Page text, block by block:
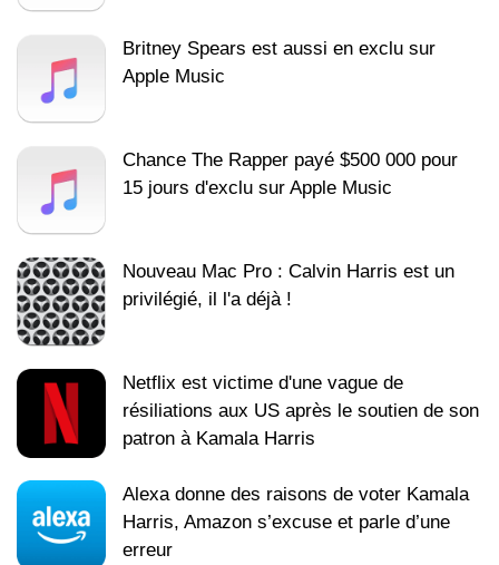
Britney Spears est aussi en exclu sur
Apple Music
Chance The Rapper payé $500 000 pour
15 jours d'exclu sur Apple Music
Nouveau Mac Pro : Calvin Harris est un
privilégié, il l'a déjà !
Netflix est victime d'une vague de
résiliations aux US après le soutien de son
patron à Kamala Harris
Alexa donne des raisons de voter Kamala
Harris, Amazon s’excuse et parle d’une
erreur